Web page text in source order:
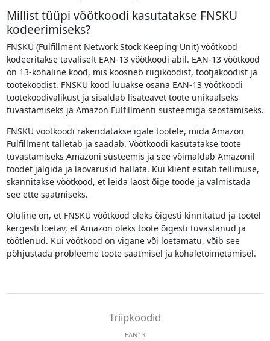
Millist tüüpi vöötkoodi kasutatakse FNSKU
kodeerimiseks?
FNSKU (Fulfillment Network Stock Keeping Unit) vöötkood
kodeeritakse tavaliselt EAN-13 vöötkoodi abil. EAN-13 vöötkood
on 13-kohaline kood, mis koosneb riigikoodist, tootjakoodist ja
tootekoodist. FNSKU kood luuakse osana EAN-13 vöötkoodi
tootekoodivalikust ja sisaldab lisateavet toote unikaalseks
tuvastamiseks ja Amazon Fulfillmenti süsteemiga seostamiseks.
FNSKU vöötkoodi rakendatakse igale tootele, mida Amazon
Fulfillment talletab ja saadab. Vöötkoodi kasutatakse toote
tuvastamiseks Amazoni süsteemis ja see võimaldab Amazonil
toodet jälgida ja laovarusid hallata. Kui klient esitab tellimuse,
skannitakse vöötkood, et leida laost õige toode ja valmistada
see ette saatmiseks.
Oluline on, et FNSKU vöötkood oleks õigesti kinnitatud ja tootel
kergesti loetav, et Amazon oleks toote õigesti tuvastanud ja
töötlenud. Kui vöötkood on vigane või loetamatu, võib see
põhjustada probleeme toote saatmisel ja kohaletoimetamisel.
Triipkoodid
EAN13